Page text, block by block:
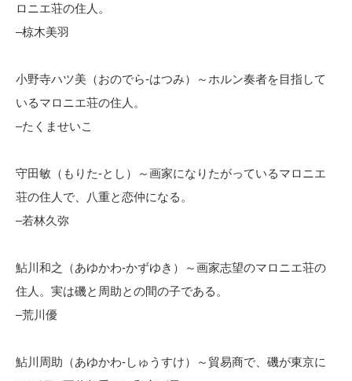
ロニエ荘の住人。
–椋木美羽
小野寺ハツ美（おのでら-はつみ）～ホルン奏者を目指して
いるマロニエ荘の住人。
–たくませいこ
守田敏（もりた-とし）～画家になりたがっているマロニエ
荘の住人で、八重と恋仲になる。
–若林久弥
鮎川和之（あゆかわ-かずゆき）～画家志望のマロニエ荘の
住人。実は磯と周助との間の子である。
–荒川優
鮎川周助（あゆかわ-しゅうすけ）～貿易商で、磯が東京に